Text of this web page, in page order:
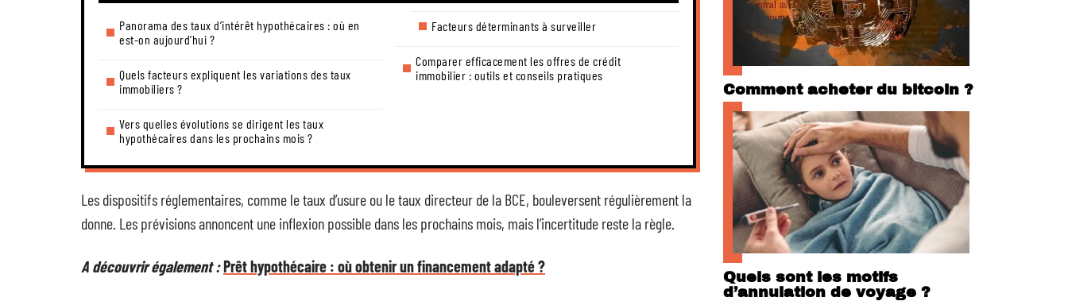
Panorama des taux d’intérêt hypothécaires : où en
est-on aujourd’hui ?
Quels facteurs expliquent les variations des taux
immobiliers ?
Vers quelles évolutions se dirigent les taux
hypothécaires dans les prochains mois ?
Facteurs déterminants à surveiller
Comparer efficacement les offres de crédit
immobilier : outils et conseils pratiques
Les dispositifs réglementaires, comme le taux d’usure ou le taux directeur de la BCE, bouleversent régulièrement la
donne. Les prévisions annoncent une inflexion possible dans les prochains mois, mais l’incertitude reste la règle.
A découvrir également :Prêt hypothécaire : où obtenir un financement adapté ?
Comment acheter du bitcoin ?
Quels sont les motifs
d’annulation de voyage ?